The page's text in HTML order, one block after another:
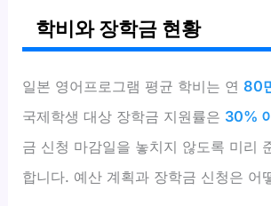
학비와 장학금 현황
일본 영어프로그램 평균 학비는 연80
국제학생 대상 장학금 지원률은 30%
금 신청 마감일을 놓치지 않도록 미리
합니다. 예산 계획과 장학금 신청은 어